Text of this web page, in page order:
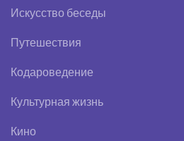
Искусство беседы
Путешествия
Кодароведение
Культурная жизнь
Кино